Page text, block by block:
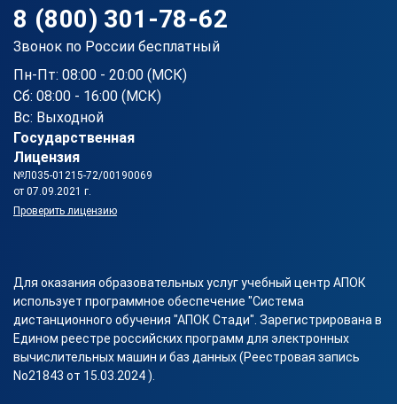
8 (800) 301-78-62
Звонок по России бесплатный
Пн-Пт: 08:00 - 20:00 (МСК)
Сб: 08:00 - 16:00 (МСК)
Вс: Выходной
Государственная
Лицензия
№Л035-01215-72/00190069
от 07.09.2021 г.
Проверить лицензию
Для оказания образовательных услуг учебный центр АПОК
использует программное обеспечение "Система
дистанционного обучения "АПОК Стади". Зарегистрирована в
Едином реестре российских программ для электронных
вычислительных машин и баз данных (Реестровая запись
No21843 от 15.03.2024 ).